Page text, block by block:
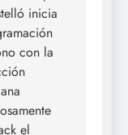
inicia
con la
el